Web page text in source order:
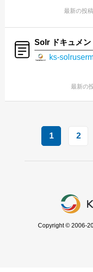
最新の投
Solr ドキュメン
ks-
最新の
1 2
Copyright © 2006-